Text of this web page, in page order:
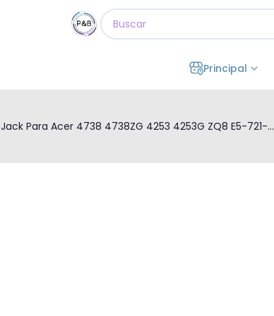
Principal
Jack Para Acer 4738 4738ZG 4253 4253G ZQ8 E5-721-...